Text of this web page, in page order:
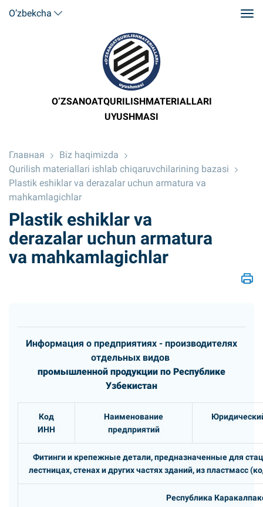
O’zbekcha
O’ZSANOATQURILISHMATERIALLARI
UYUSHMASI
Главная
Biz haqimizda
Qurilish materiallari ishlab chiqaruvchilarining bazasi
Plastik eshiklar va derazalar uchun armatura va
mahkamlagichlar
Plastik eshiklar va
derazalar uchun armatura
va mahkamlagichlar
Информация о предприятиях - производителях
отдельных видов
промышленной продукции по Республике
Узбекистан
Код
ИНН
Наименование
предприятий
Фитинги и крепежные детали, предназначенные для
лестницах, стенах и других частях зданий, из пластмасс
Республика